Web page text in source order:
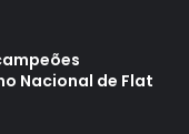
Nacional de Flat